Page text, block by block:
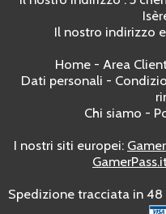
Il nostro indirizzo
Home - Area
Dati personali -
Chi siamo -
I nostri siti europei:
Spedizione tracciata in